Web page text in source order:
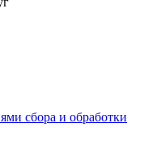
сбора и обработки